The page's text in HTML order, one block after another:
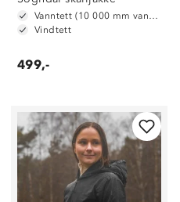
Vanntett (10 000 mm vannsøyle)
Vindtett
499,-